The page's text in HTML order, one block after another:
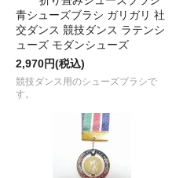
青シューズブラシ ガリガリ 社
交ダンス 競技ダンス ラテンシ
ューズ モダンシューズ
2,970円(税込)
競技ダンス用のシューズブラシで
す。